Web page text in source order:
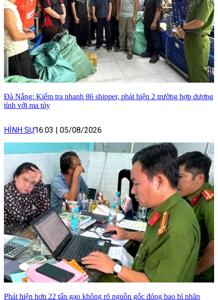
Đà Nẵng: Kiểm tra nhanh 86 shipper, phát hiện 2 trường hợp dương
tính với ma túy
HÌNH SỰ16:03 | 05/08/2026
Phát hiện hơn 22 tấn gạo không rõ nguồn gốc đóng bao bì nhãn